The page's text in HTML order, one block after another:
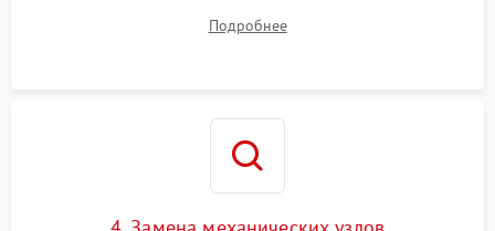
Восстановление целостности проводки и контактов.
Подробнее